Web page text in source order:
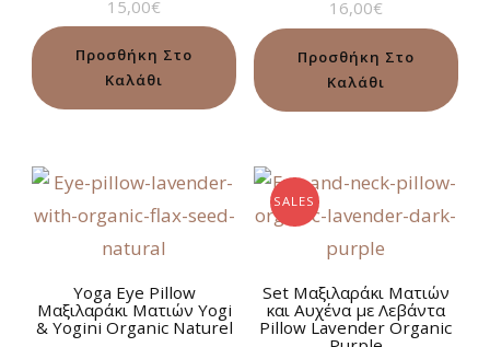
15,00€
Προσθήκη Στο
Καλάθι
Βαθμολογήθηκε
από 5
16,00€
Προσθήκη Στο
Καλάθι
Yoga Eye Pillow
Μαξιλαράκι Ματιών Yogi
& Yogini Organic Naturel
SALES
Set Μαξιλαράκι Ματιών
και Αυχένα με Λεβάντα
Pillow Lavender Organic